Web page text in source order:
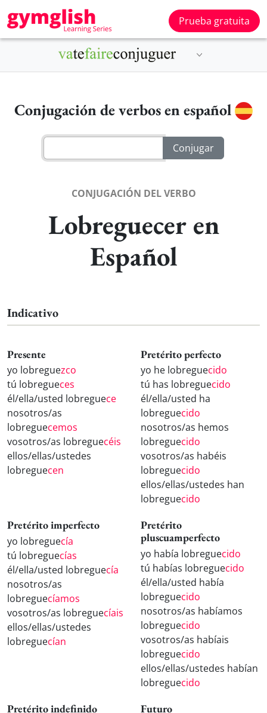
Prueba gratuita
Conjugación de verbos en español
CONJUGACIÓN DEL VERBO
Lobreguecer en
Español
Indicativo
Presente
yo lobreguezco
tú lobregueces
él/ella/usted lobreguece
nosotros/as
lobreguecemos
vosotros/as lobreguecéis
ellos/ellas/ustedes
lobreguecen
Pretérito perfecto
yo he lobreguecido
tú has lobreguecido
él/ella/usted ha
lobreguecido
nosotros/as hemos
lobreguecido
vosotros/as habéis
lobreguecido
ellos/ellas/ustedes han
lobreguecido
Pretérito imperfecto
yo lobreguecía
tú lobreguecías
él/ella/usted lobreguecía
nosotros/as
lobreguecíamos
vosotros/as lobreguecíais
ellos/ellas/ustedes
lobreguecían
Pretérito
pluscuamperfecto
yo había lobreguecido
tú habías lobreguecido
él/ella/usted había
lobreguecido
nosotros/as habíamos
lobreguecido
vosotros/as habíais
lobreguecido
ellos/ellas/ustedes habían
lobreguecido
Pretérito indefinido Futuro